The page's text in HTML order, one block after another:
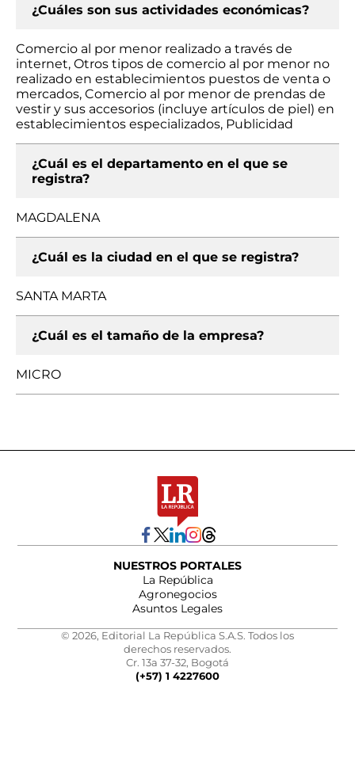
¿Cuáles son sus actividades económicas?
Comercio al por menor realizado a través de
internet, Otros tipos de comercio al por menor no
realizado en establecimientos puestos de venta o
mercados, Comercio al por menor de prendas de
vestir y sus accesorios (incluye artículos de piel) en
establecimientos especializados, Publicidad
¿Cuál es el departamento en el que se
registra?
MAGDALENA
¿Cuál es la ciudad en el que se registra?
SANTA MARTA
¿Cuál es el tamaño de la empresa?
MICRO
NUESTROS PORTALES
La República
Agronegocios
Asuntos Legales
© 2026, Editorial La República S.A.S. Todos los
derechos reservados.
Cr. 13a 37-32, Bogotá
(+57) 1 4227600